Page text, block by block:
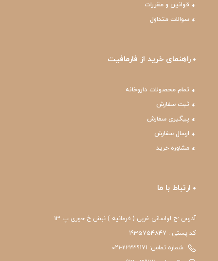
قوانین و مقررات
سوالات متداول
راهنمای خرید از فارمافیت
تمام محصولات داروخانه
ثبت سفارش
پیگیری سفارش
ارسال سفارش
مشاوره خرید
ارتباط با ما
آدرس :خ لواسانی غربی ( فرمانیه ) نبش خ حوری پ 13
کد پستی : 1935754847
شماره تماس: 22239171-۰۲۱